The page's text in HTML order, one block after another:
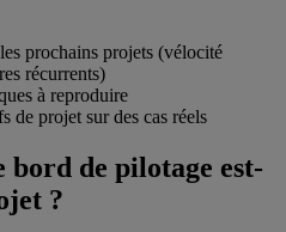
prochains projets (vélocité
récurrents)
à reproduire
de projet sur des cas réels
bord de pilotage est-
?